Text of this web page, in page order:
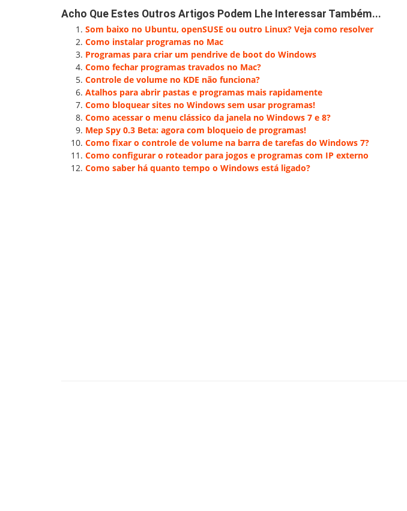
Acho Que Estes Outros Artigos Podem Lhe Interessar Também...
Som baixo no Ubuntu, openSUSE ou outro Linux? Veja como resolver
Como instalar programas no Mac
Programas para criar um pendrive de boot do Windows
Como fechar programas travados no Mac?
Controle de volume no KDE não funciona?
Atalhos para abrir pastas e programas mais rapidamente
Como bloquear sites no Windows sem usar programas!
Como acessar o menu clássico da janela no Windows 7 e 8?
Mep Spy 0.3 Beta: agora com bloqueio de programas!
Como fixar o controle de volume na barra de tarefas do Windows 7?
Como configurar o roteador para jogos e programas com IP externo
Como saber há quanto tempo o Windows está ligado?